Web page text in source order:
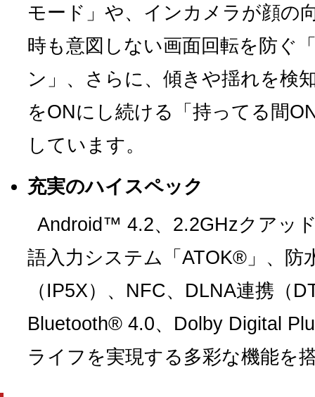
モード」や、インカメラが顔の
時も意図しない画面回転を防ぐ
ン」、さらに、傾きや揺れを検
をONにし続ける「持ってる間
しています。
充実のハイスペック
Android™ 4.2、2.2GHzクアッ
語入力システム「ATOK®」、防
（IP5X）、NFC、DLNA連携（
Bluetooth® 4.0、Dolby Digital
ライフを実現する多彩な機能を